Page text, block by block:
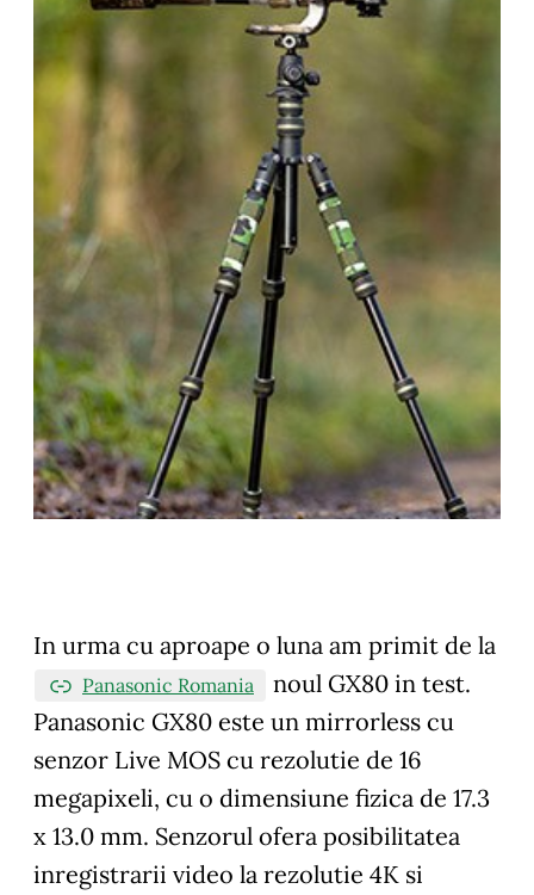
In urma cu aproape o luna am primit de la
Panasonic Romania
noul GX80 in test.
Panasonic GX80 este un mirrorless cu
senzor Live MOS cu rezolutie de 16
megapixeli, cu o dimensiune fizica de 17.3
x 13.0 mm. Senzorul ofera posibilitatea
inregistrarii video la rezolutie 4K si